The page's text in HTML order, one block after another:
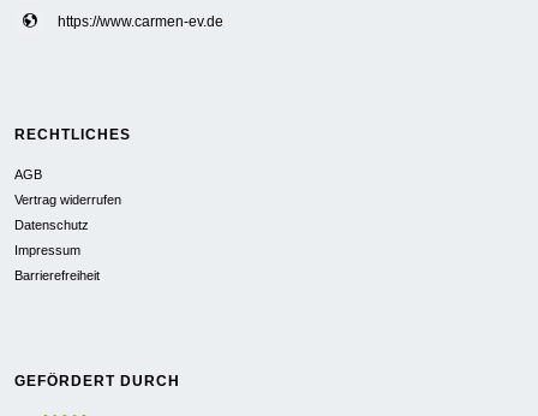
https://www.carmen-ev.de
RECHTLICHES
AGB
Vertrag widerrufen
Datenschutz
Impressum
Barrierefreiheit
GEFÖRDERT DURCH